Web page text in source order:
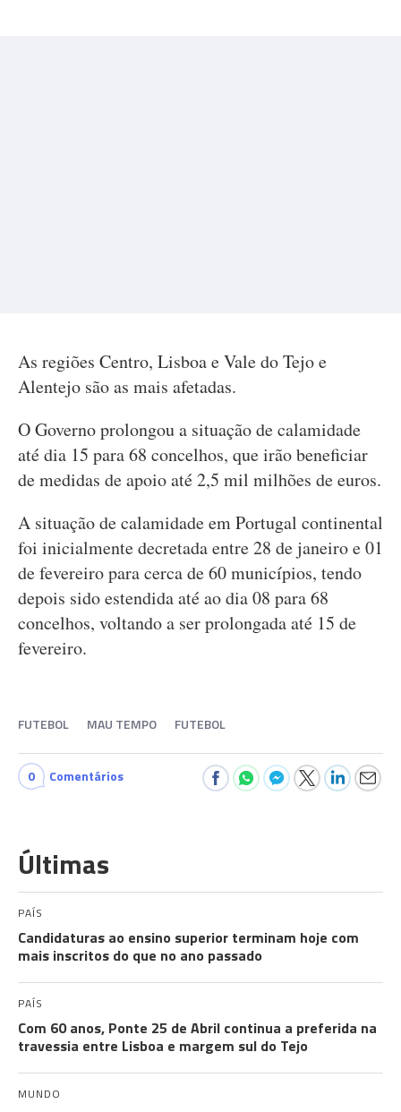
As regiões Centro, Lisboa e Vale do Tejo e
Alentejo são as mais afetadas.
O Governo prolongou a situação de calamidade
até dia 15 para 68 concelhos, que irão beneficiar
de medidas de apoio até 2,5 mil milhões de euros.
A situação de calamidade em Portugal continental
foi inicialmente decretada entre 28 de janeiro e 01
de fevereiro para cerca de 60 municípios, tendo
depois sido estendida até ao dia 08 para 68
concelhos, voltando a ser prolongada até 15 de
fevereiro.
FUTEBOL MAU TEMPO FUTEBOL
0 Comentários
Últimas
PAÍS
Candidaturas ao ensino superior terminam hoje com
mais inscritos do que no ano passado
PAÍS
Com 60 anos, Ponte 25 de Abril continua a preferida na
travessia entre Lisboa e margem sul do Tejo
MUNDO